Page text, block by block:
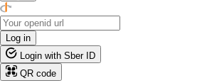
Log in
Login with Sber ID
QR code